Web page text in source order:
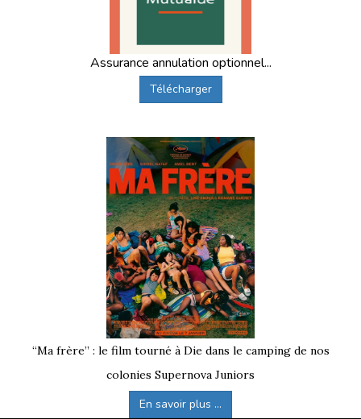
Assurance annulation optionnel...
Télécharger
“Ma frère” : le film tourné à Die dans le camping de nos
colonies Supernova Juniors
En savoir plus ...